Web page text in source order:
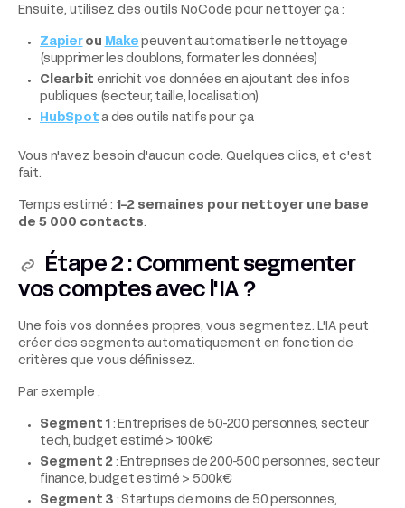
Ensuite, utilisez des outils NoCode pour nettoyer ça :
Zapierou Make peuvent automatiser le nettoyage
(supprimer les doublons, formater les données)
Clearbit enrichit vos données en ajoutant des infos
publiques (secteur, taille, localisation)
HubSpot a des outils natifs pour ça
Vous n'avez besoin d'aucun code. Quelques clics, et c'est
fait.
Temps estimé : 1-2 semaines pour nettoyer une base
de 5 000 contacts.
Étape 2 : Comment segmenter
vos comptes avec l'IA ?
Une fois vos données propres, vous segmentez. L'IA peut
créer des segments automatiquement en fonction de
critères que vous définissez.
Par exemple :
Segment 1 : Entreprises de 50-200 personnes, secteur
tech, budget estimé > 100k€
Segment 2: Entreprises de 200-500 personnes, secteur
finance, budget estimé > 500k€
Segment 3 : Startups de moins de 50 personnes,